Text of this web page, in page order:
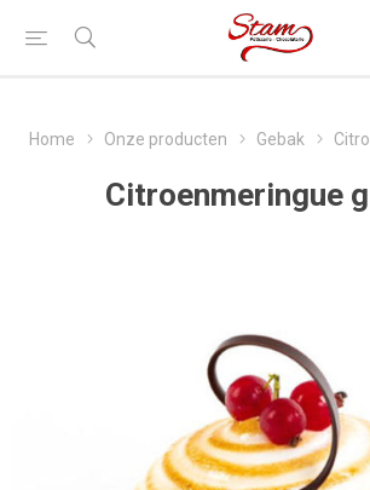
Home Onze producten Gebak
Citroenmeringue